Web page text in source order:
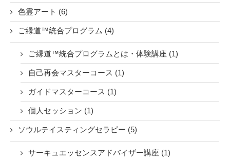
色霊アート (6)
ご縁道™統合プログラム (4)
ご縁道™統合プログラムとは・体験講座 (1)
自己再会マスターコース (1)
ガイドマスターコース (1)
個人セッション (1)
ソウルテイスティングセラピー (5)
サーキュエッセンスアドバイザー講座 (1)